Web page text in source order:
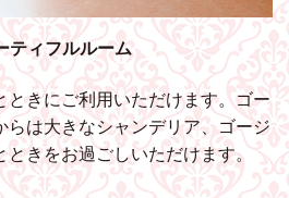
ティフルルーム
ときにご利用いただけます。ゴー
らは大きなシャンデリア、ゴージ
ときをお過ごしいただけます。